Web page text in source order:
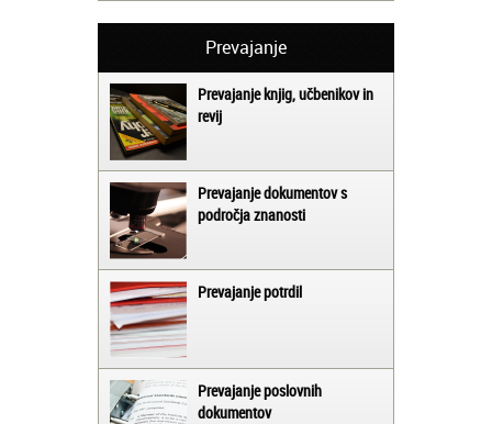
Prevajanje
Prevajanje knjig, učbenikov in
revij
Prevajanje dokumentov s
področja znanosti
Prevajanje potrdil
Prevajanje poslovnih
dokumentov